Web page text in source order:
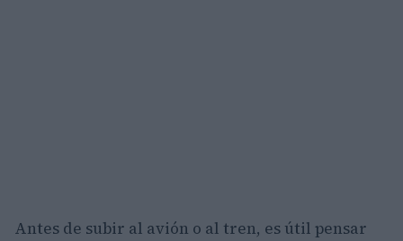
Antes de subir al avión o al tren, es útil pensar